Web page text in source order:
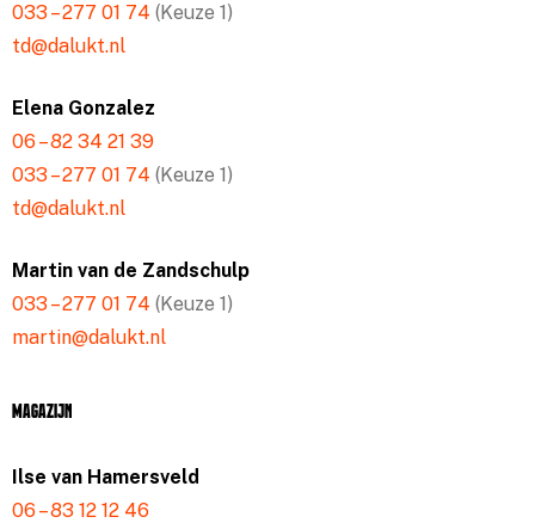
033 – 277 01 74 (Keuze 1)
td@dalukt.nl
Elena Gonzalez
06 – 82 34 21 39
033 – 277 01 74 (Keuze 1)
td@dalukt.nl
Martin van de Zandschulp
033 – 277 01 74 (Keuze 1)
martin@dalukt.nl
Magazijn
Ilse van Hamersveld
06 – 83 12 12 46